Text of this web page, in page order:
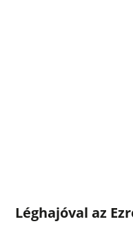
Léghajóval az